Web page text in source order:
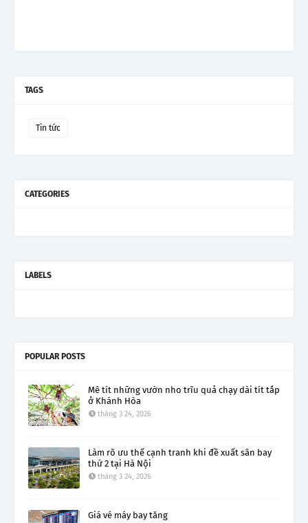
TAGS
Tin tức
CATEGORIES
LABELS
POPULAR POSTS
Mê tít những vườn nho trĩu quả chạy dài tít tắp
ở Khánh Hòa
tháng 3 24, 2026
Làm rõ ưu thế cạnh tranh khi đề xuất sân bay
thứ 2 tại Hà Nội
tháng 3 24, 2026
Giá vé máy bay tăng